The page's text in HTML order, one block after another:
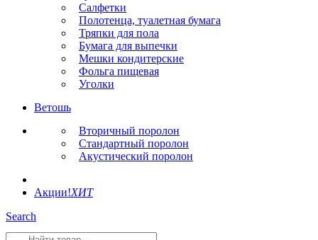
Салфетки
Полотенца, туалетная бумага
Тряпки для пола
Бумага для выпечки
Мешки кондитерские
Фольга пищевая
Уголки
Ветошь
Вторичный поролон
Стандартный поролон
Акустический поролон
Акции!ХИТ
Search